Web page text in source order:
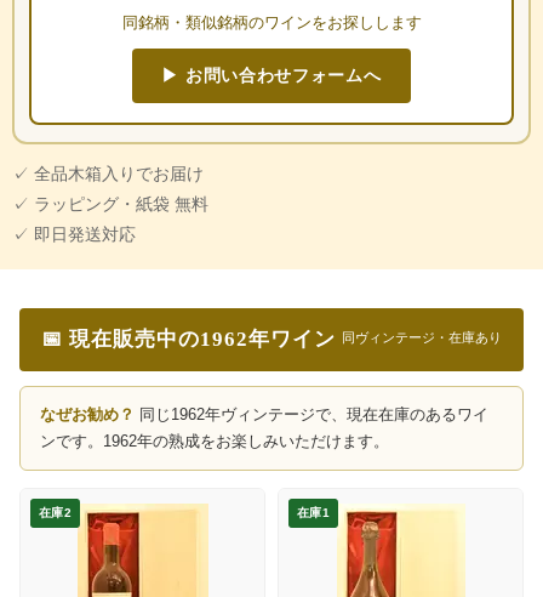
同銘柄・類似銘柄のワインをお探しします
▶ お問い合わせフォームへ
✓ 全品木箱入りでお届け
✓ ラッピング・紙袋 無料
✓ 即日発送対応
📅 現在販売中の1962年ワイン 同ヴィンテージ・在庫あり
なぜお勧め？ 同じ1962年ヴィンテージで、現在在庫のあるワイ
ンです。1962年の熟成をお楽しみいただけます。
在庫2 在庫1